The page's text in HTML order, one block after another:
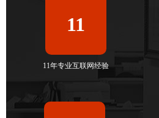
11
11年专业互联网经验